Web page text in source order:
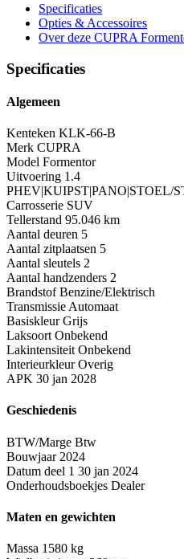
Specificaties
Opties & Accessoires
Over deze CUPRA
Specificaties
Algemeen
Kenteken KLK-66-B
Merk CUPRA
Model Formentor
Uitvoering 1.4
PHEV|KUIPST|PANO|STOEL/
Carrosserie SUV
Tellerstand 95.046 km
Aantal deuren 5
Aantal zitplaatsen 5
Aantal sleutels 2
Aantal handzenders 2
Brandstof Benzine/Elektrisch
Transmissie Automaat
Basiskleur Grijs
Laksoort Onbekend
Lakintensiteit Onbekend
Interieurkleur Overig
APK 30 jan 2028
Geschiedenis
BTW/Marge Btw
Bouwjaar 2024
Datum deel 1 30 jan 2024
Onderhoudsboekjes Dealer
Maten en gewichten
Massa 1580 kg